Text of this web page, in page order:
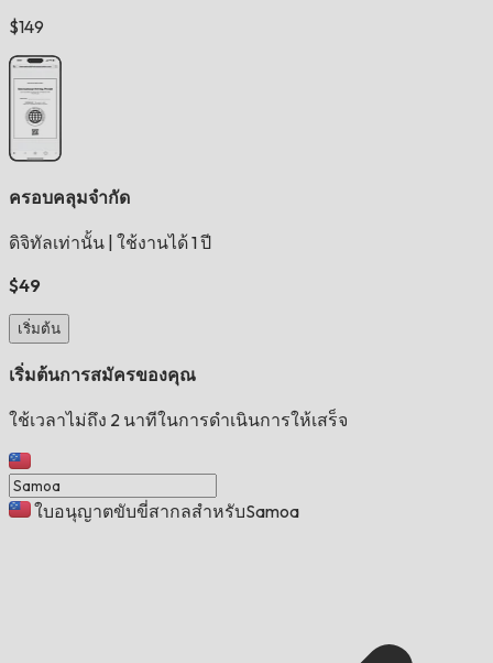
$149
ครอบคลุมจำกัด
ดิจิทัลเท่านั้น ใช้งานได้ 1 ปี
$49
เริ่มต้น
เริ่มต้นการสมัครของคุณ
ใช้เวลาไม่ถึง 2 นาทีในการดำเนินการให้เสร็จ
ใบอนุญาตขับขี่สากลสำหรับSamoa